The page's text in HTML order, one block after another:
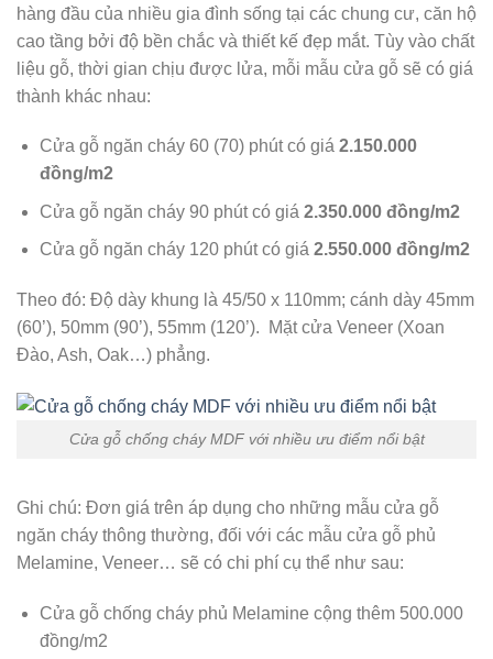
hàng đầu của nhiều gia đình sống tại các chung cư, căn hộ
cao tầng bởi độ bền chắc và thiết kế đẹp mắt. Tùy vào chất
liệu gỗ, thời gian chịu được lửa, mỗi mẫu cửa gỗ sẽ có giá
thành khác nhau:
Cửa gỗ ngăn cháy 60 (70) phút có giá 2.150.000
đồng/m2
Cửa gỗ ngăn cháy 90 phút có giá 2.350.000 đồng/m2
Cửa gỗ ngăn cháy 120 phút có giá2.550.000 đồng/m2
Theo đó: Độ dày khung là 45/50 x 110mm; cánh dày 45mm
(60’), 50mm (90’), 55mm (120’). Mặt cửa Veneer (Xoan
Đào, Ash, Oak…) phẳng.
Cửa gỗ chống cháy MDF với nhiều ưu điểm nổi bật
Ghi chú: Đơn giá trên áp dụng cho những mẫu cửa gỗ
ngăn cháy thông thường, đối với các mẫu cửa gỗ phủ
Melamine, Veneer… sẽ có chi phí cụ thể như sau:
Cửa gỗ chống cháy phủ Melamine cộng thêm 500.000
đồng/m2